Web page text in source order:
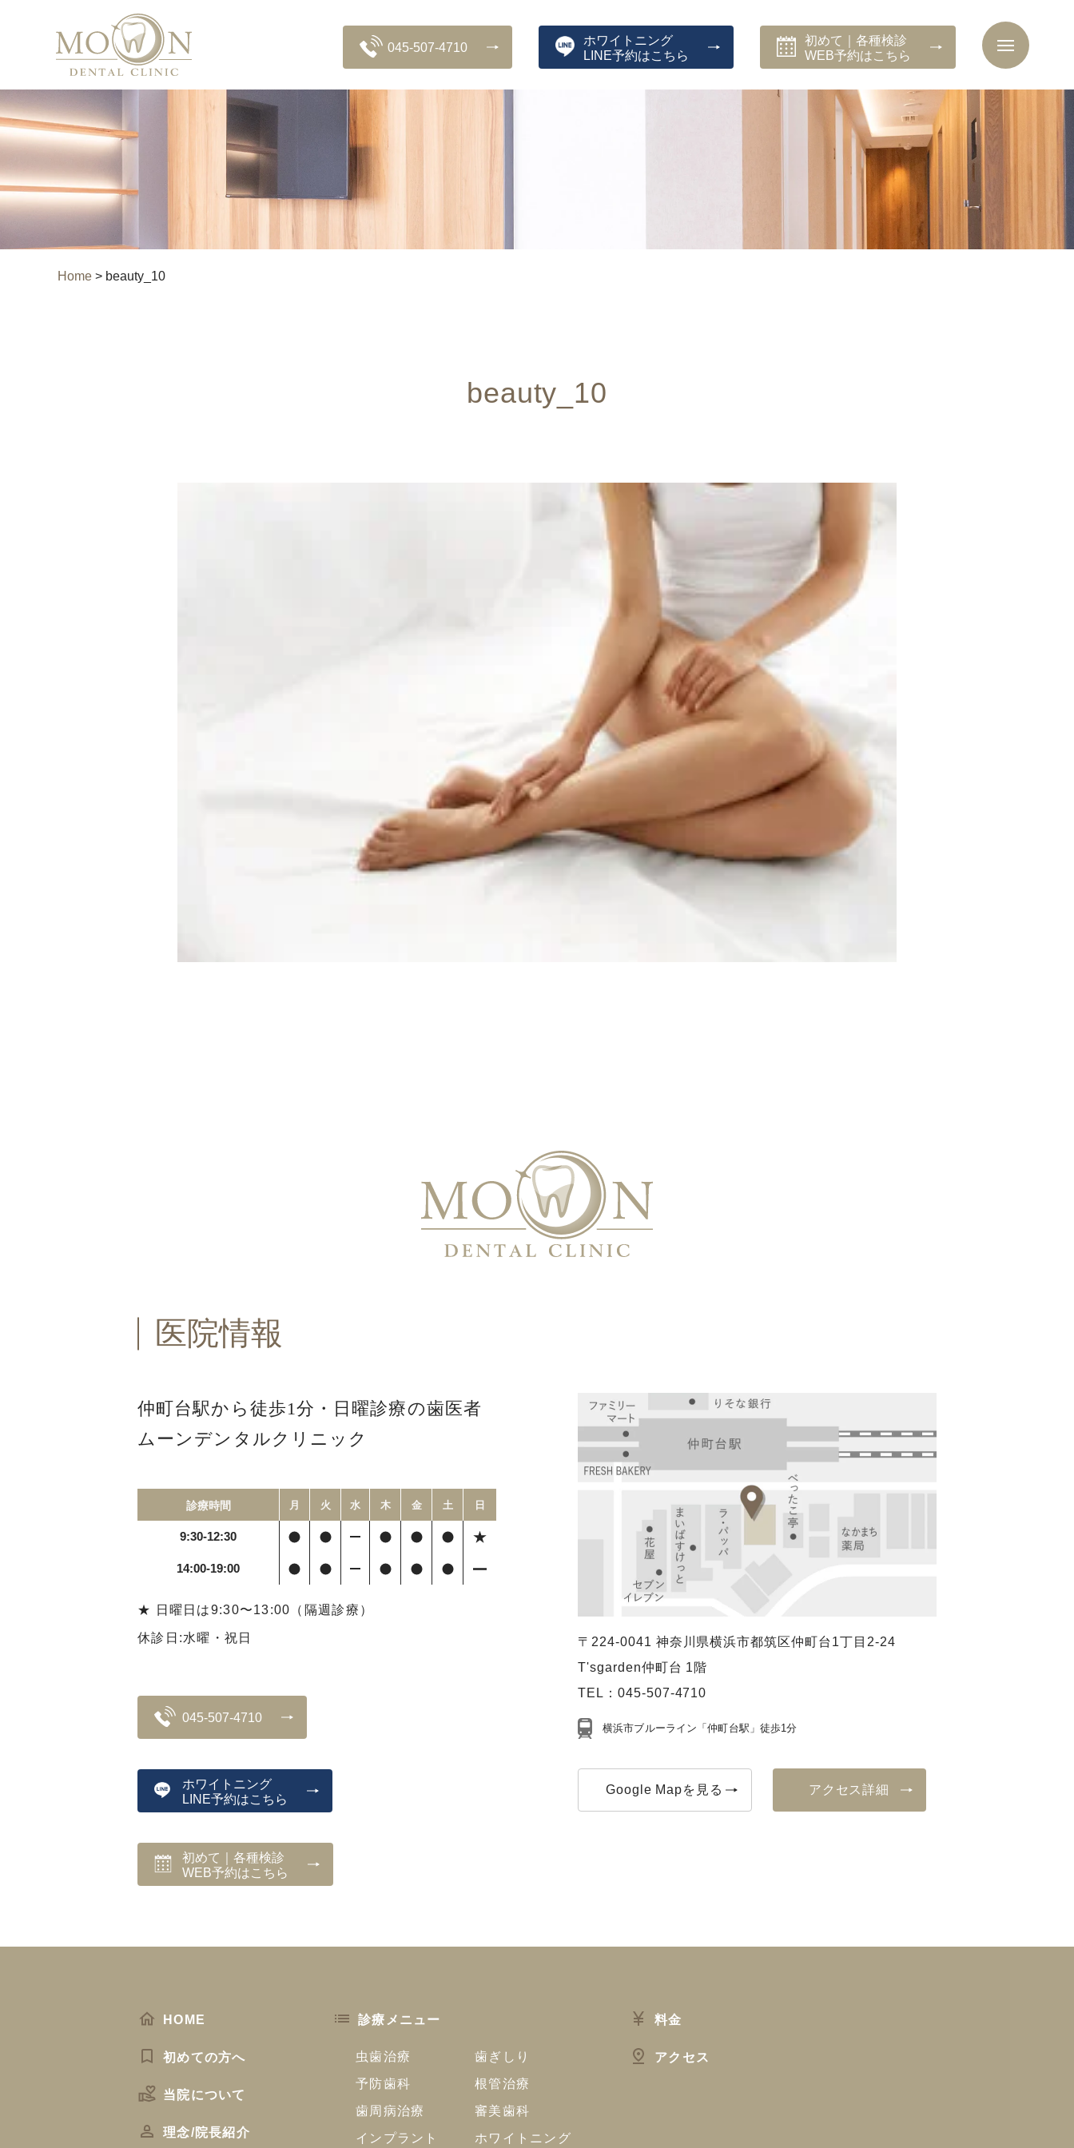
045-507-4710
ホワイトニング
LINE予約はこちら
初めて｜各種検診
WEB予約はこちら
Home > beauty_10
beauty_10
医院情報
仲町台駅から徒歩1分・ 日曜診療の歯医者
ムーンデンタルクリニック
診療時間 月 火 水 木 金 土 日
9:30-12:30
14:00-19:00
★ 日曜日は9:30〜13:00（隔週診療）
休診日:水曜・祝日
045-507-4710
ホワイトニング
LINE予約はこちら
初めて｜各種検診
WEB予約はこちら
〒224-0041 神奈川県横浜市都筑区仲町台1丁目2-24
T'sgarden仲町台 1階
TEL： 045-507-4710
横浜市ブルーライン「仲町台駅」徒歩1分
Google Mapを見る アクセス詳細
HOME
初めての方へ
当院について
理念/院長紹介
診療メニュー
虫歯治療
歯ぎしり
予防歯科
根管治療
歯周病治療
審美歯科
インプラント
ホワイトニング
料金
アクセス